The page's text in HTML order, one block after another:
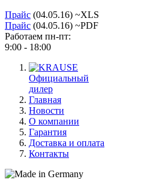
Прайс (04.05.16) ~XLS
Прайс (04.05.16) ~PDF
Работаем пн-пт:
9:00 - 18:00
Официальный
дилер
Главная
Новости
О компании
Гарантия
Доставка и оплата
Контакты